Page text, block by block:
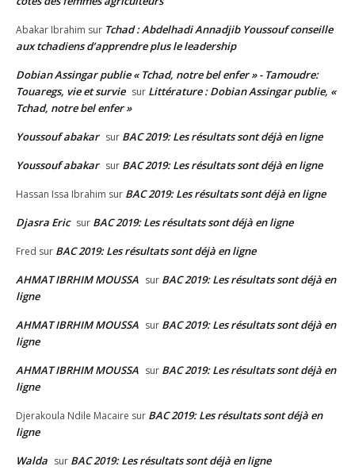
Abakar Ibrahim sur Tchad : Abdelhadi Annadjib Youssouf conseille
aux tchadiens d’apprendre plus le leadership
Dobian Assingar publie « Tchad, notre bel enfer » - Tamoudre:
Touaregs, vie et survie sur Littérature : Dobian Assingar publie, «
Tchad, notre bel enfer »
Youssouf abakar sur BAC 2019: Les résultats sont déjà en ligne
Youssouf abakar sur BAC 2019: Les résultats sont déjà en ligne
Hassan Issa Ibrahim sur BAC 2019: Les résultats sont déjà en ligne
Djasra Eric sur BAC 2019: Les résultats sont déjà en ligne
Fred sur BAC 2019: Les résultats sont déjà en ligne
AHMAT IBRHIM MOUSSA sur BAC 2019: Les résultats sont déjà en
ligne
AHMAT IBRHIM MOUSSA sur BAC 2019: Les résultats sont déjà en
ligne
AHMAT IBRHIM MOUSSA sur BAC 2019: Les résultats sont déjà en
ligne
Djerakoula Ndile Macaire sur BAC 2019: Les résultats sont déjà en
ligne
Walda sur BAC 2019: Les résultats sont déjà en ligne